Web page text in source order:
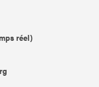
réel)